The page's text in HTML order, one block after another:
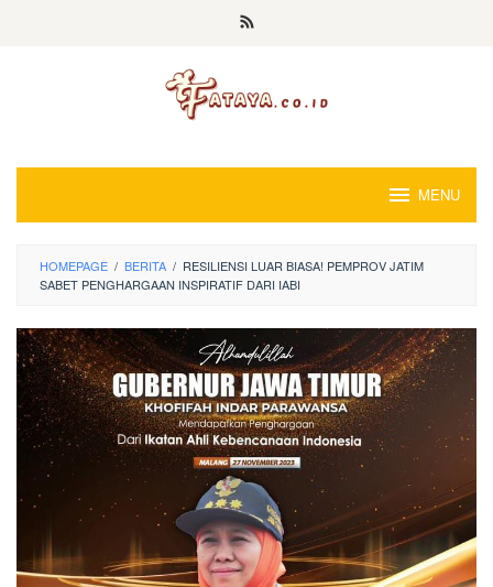
MENU
HOMEPAGE / BERITA / RESILIENSI LUAR BIASA! PEMPROV JATIM
SABET PENGHARGAAN INSPIRATIF DARI IABI